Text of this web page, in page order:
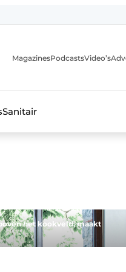
en badkamerbranche
MagazinesPodcastsVideo’s
Sanitair
het kookveld, maakt